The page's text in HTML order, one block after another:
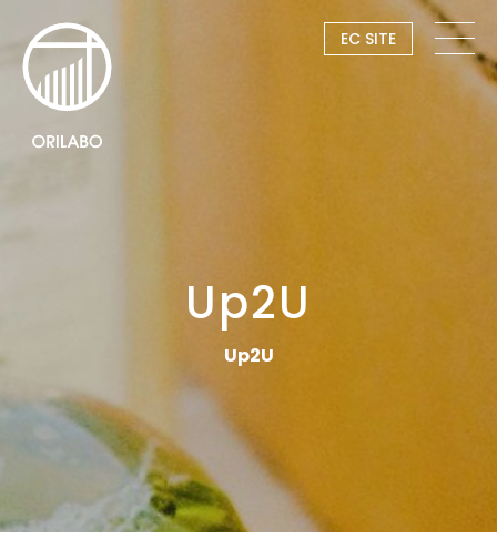
EC SITE
Up2U
Up2U